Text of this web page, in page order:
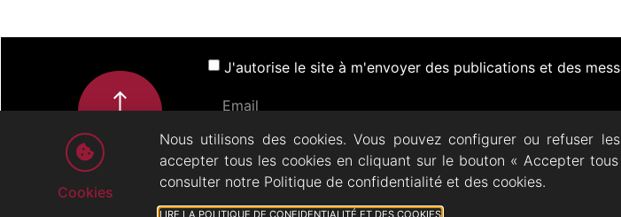
J'autorise le site à m'envoyer des publications et des
ACTUALITÉS SPECTACLES
Théâtre Musical - Opérette 06/08/2026 © All rights Reserved. GEMEA
Cookies
Nous utilisons des cookies. Vous pouvez configurer ou refuser
accepter tous les cookies en cliquant sur le bouton « Accepter
consulter notre Politique de confidentialité et des cookies.
LIRE LA POLITIQUE DE CONFIDENTIALITÉ ET DES COOKIES